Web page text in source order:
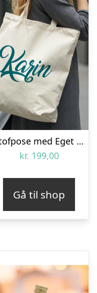
Stofpose med Eget Design
kr. 199,00
Gå til shop